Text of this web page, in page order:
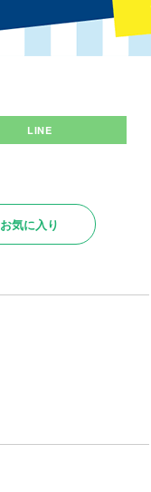
LINE
お気に入り